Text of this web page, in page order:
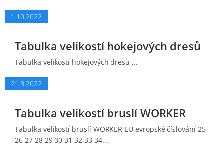
Tabulka velikostí hokejových dresů
1.10.2022
Tabulka velikostí hokejových dresů ...
Tabulka velikostí bruslí WORKER
21.8.2022
Tabulka velikostí bruslí WORKER EU evropské číslování 25
26 27 28 29 30 31 32 33 34...